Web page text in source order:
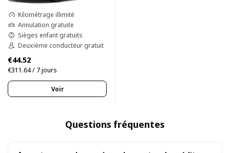
Kilométrage illimité
Annulation gratuite
Sièges enfant gratuits
Deuxième conducteur gratuit
€44.52
€311.64 / 7 jours
Voir
Questions fréquentes